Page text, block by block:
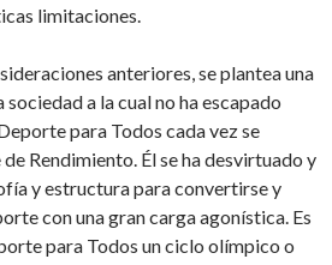
limitaciones.
anteriores, se plantea una
a la cual no ha escapado
para Todos cada vez se
Rendimiento. Él se ha desvirtuado y
y estructura para convertirse y
con una gran carga agonística. Es
para Todos un ciclo olímpico o